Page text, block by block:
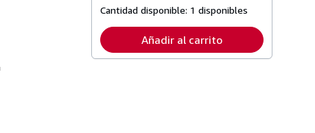
tarifas
envío
Cantidad disponible: 1 disponibles
Añadir al carrito